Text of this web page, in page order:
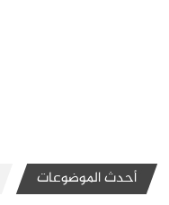
أحدث الموضوعات